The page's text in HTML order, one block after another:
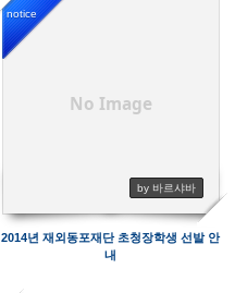
No Image
notice
by 바르샤바
2014년 재외동포재단 초청장학생 선발 안
내